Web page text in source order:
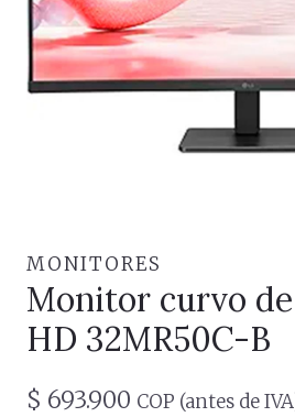
MONITORES
Monitor curvo de
HD 32MR50C-B
$ 693.900 COP (antes de